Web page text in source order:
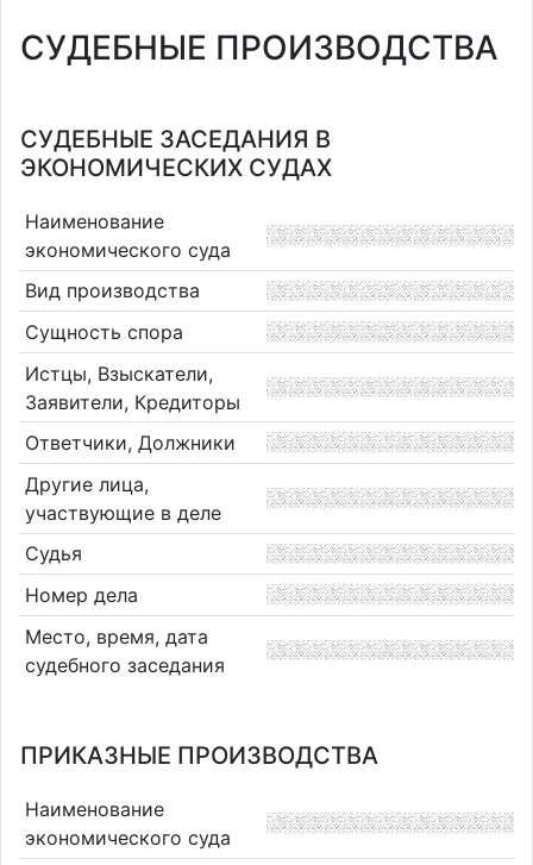
СУДЕБНЫЕ ПРОИЗВОДСТВА
СУДЕБНЫЕ ЗАСЕДАНИЯ В
ЭКОНОМИЧЕСКИХ СУДАХ
Наименование
экономического суда
Вид производства
Сущность спора
Истцы, Взыскатели,
Заявители, Кредиторы
Ответчики, Должники
Другие лица,
участвующие в деле
Судья
Номер дела
Место, время, дата
судебного заседания
ПРИКАЗНЫЕ ПРОИЗВОДСТВА
Наименование
экономического суда